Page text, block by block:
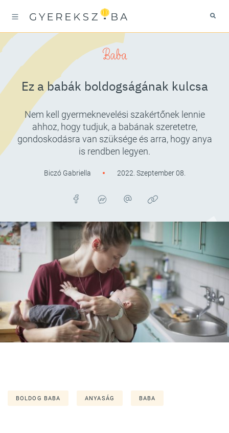
Baba
Ez a babák boldogságának kulcsa
Nem kell gyermeknevelési szakértőnek lennie
ahhoz, hogy tudjuk, a babának szeretetre,
gondoskodásra van szüksége és arra, hogy anya
is rendben legyen.
Biczó Gabriella 2022. Szeptember 08.
BOLDOG BABA ANYASÁG BABA